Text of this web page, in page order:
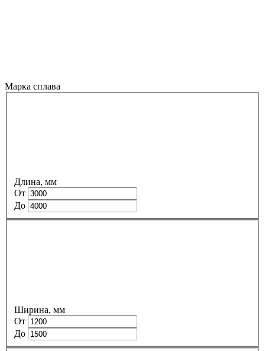
Марка сплава
Длина, мм
От
До
Ширина, мм
От
До